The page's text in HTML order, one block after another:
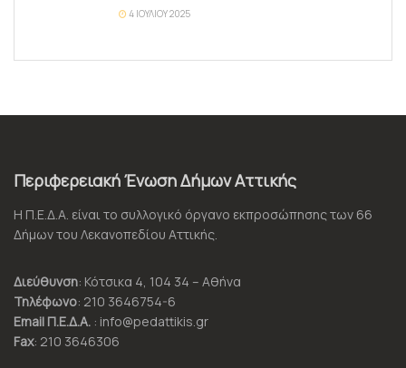
4 ΙΟΥΛΊΟΥ 2025
Περιφερειακή Ένωση Δήμων Αττικής
Η Π.Ε.Δ.Α. είναι το συλλογικό όργανο εκπροσώπησης των 66
Δήμων του Λεκανοπεδίου Αττικής.
Διεύθυνση: Κότσικα 4, 104 34 – Αθήνα
Τηλέφωνο: 210 3646754-6
Email Π.Ε.Δ.Α. : info@pedattikis.gr
Fax: 210 3646306